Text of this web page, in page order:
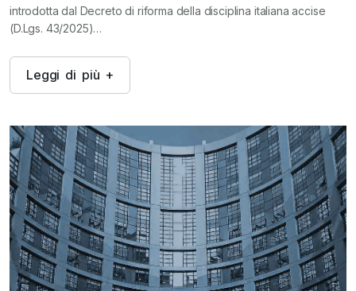
introdotta dal Decreto di riforma della disciplina italiana accise
(D.Lgs. 43/2025)…
Leggi di più +